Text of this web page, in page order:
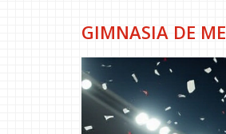
GIMNASIA DE